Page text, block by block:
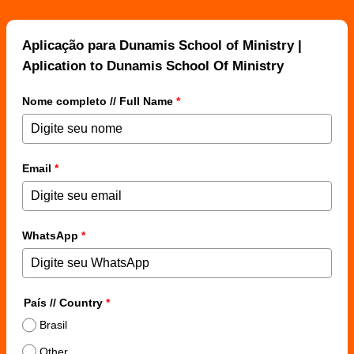
Aplicação para Dunamis School of Ministry |
Aplication to Dunamis School Of Ministry
Nome completo // Full Name *
Email *
WhatsApp *
País // Country *
Brasil
Other